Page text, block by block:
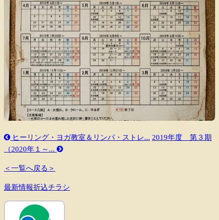
ヒーリング・ヨガ教室＆リンパ・ストレ... 2019年度 第３期
（2020年１～...
＜一覧へ戻る＞
最新情報折込チラシ